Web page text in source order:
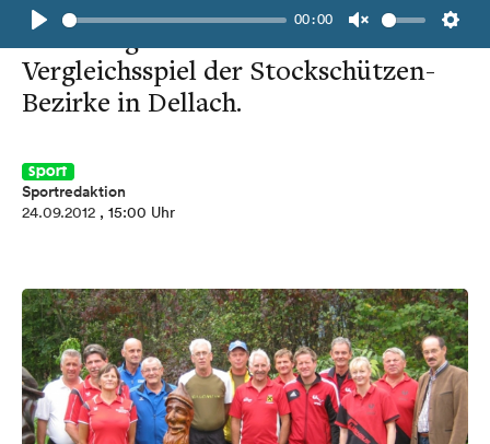
Play
00:00
Unmute
Niederlage für Osttirol beim
Vergleichsspiel der Stockschützen-
Bezirke in Dellach.
Sport
Sportredaktion
24.09.2012 , 15:00 Uhr